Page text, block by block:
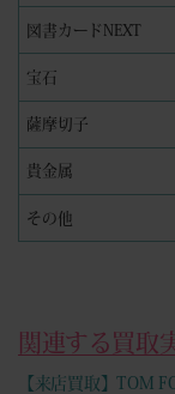
図書カードNEXT
宝石
薩摩切子
貴金属
その他
関連する買取
【来店買取】TOM